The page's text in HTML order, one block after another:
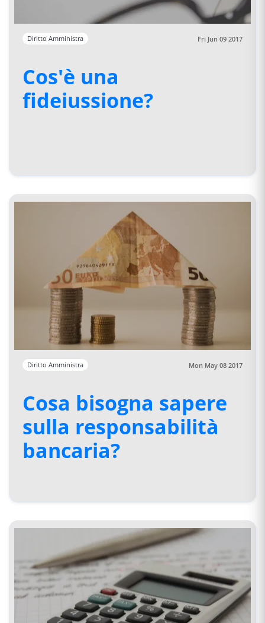
Diritto Amministra Fri Jun 09 2017
Cos'è una
fideiussione?
Diritto Amministra Mon May 08 2017
Cosa bisogna sapere
sulla responsabilità
bancaria?